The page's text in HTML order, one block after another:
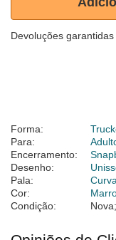
Devoluções
Forma:
Para:
Encerramento:
Desenho:
Pala:
Cor:
Condição: